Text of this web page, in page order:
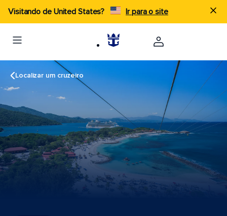
Visitando de United States? Ir para o site
Localizar um cruzeiro